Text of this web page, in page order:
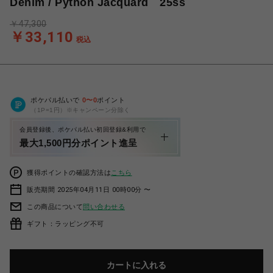
Denim / Python Jacquard 25ss
￥33,110 税込
￥47,300
ポケパル払いで 0〜0ポイント
（1P=1円）※キャンペーン分除く
会員登録後、ポケパル払い初回登録&利用で
最大1,500円分ポイント進呈
獲得ポイントの確認方法は こちら
販売期間 2025年04月11日 00時00分 〜
この商品について問い合わせる
ギフト：ラッピング不可
カートに入れる